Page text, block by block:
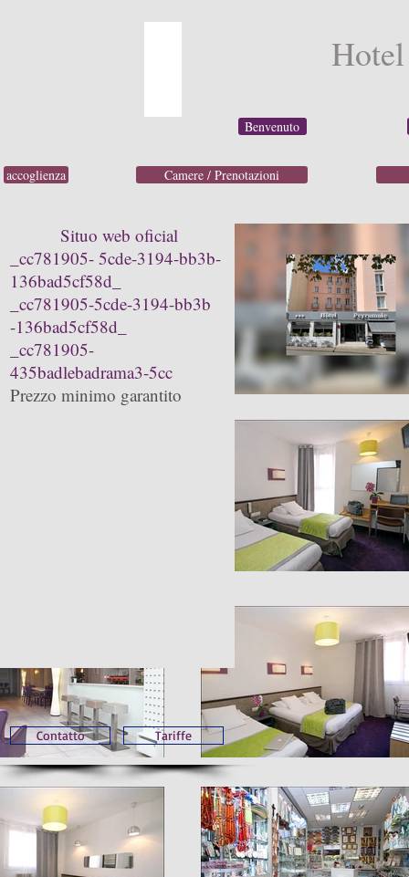
accoglienza Camere / Prenotazioni
Benvenuto
Situo web oficial
_cc781905- 5cde-3194-bb3b-
136bad5cf58d_
_cc781905-5cde-3194-bb3b
-136bad5cf58d_
_cc781905-
435badlebadrama3-5cc
Prezzo minimo garantito
Contatto Tariffe